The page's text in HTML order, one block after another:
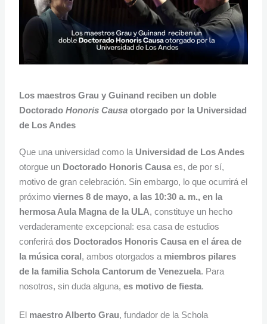
Los maestros Grau y Guinand reciben un doble
DoctoradoHonoris Causa otorgado por la Universidad
de Los Andes
Que una universidad como la Universidad de Los Andes
otorgue un Doctorado Honoris Causa es, de por sí,
motivo de gran celebración. Sin embargo, lo que ocurrirá el
próximoviernes 8 de mayo, a las 10:30 a. m., en la
hermosa Aula Magna de la ULA, constituye un hecho
verdaderamente excepcional: esa casa de estudios
conferirádos Doctorados Honoris Causa en el área de
la música coral, ambos otorgados a miembros pilares
de la familia Schola Cantorum de Venezuela. Para
nosotros, sin duda alguna,es motivo de fiesta.
El maestro Alberto Grau, fundador de la Schola